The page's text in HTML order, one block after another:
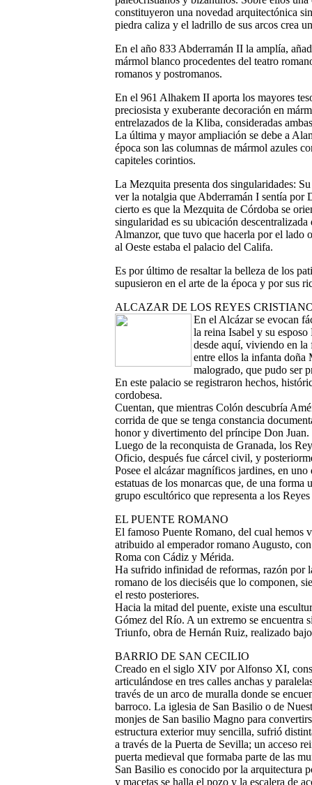
constituyeron una novedad arquitectónica
piedra caliza y el ladrillo de sus arcos crea
En el año 833 Abderramán II la amplía,
mármol blanco procedentes del teatro
romanos y postromanos.
En el 961 Alhakem II aporta los mayores
preciosista y exuberante decoración en
entrelazados de la Kliba, consideradas
La última y mayor ampliación se debe a
época son las columnas de mármol azules
capiteles corintios.
La Mezquita presenta dos singularidades:
ver la notalgia que Abderramán I sentía por
cierto es que la Mezquita de Córdoba se
singularidad es su ubicación
Almanzor, que tuvo que hacerla por el lado
al Oeste estaba el palacio del Califa.
Es por último de resaltar la belleza de los
supusieron en el arte de la época y por sus
ALCAZAR DE LOS REYES
En el Alcázar se evocan
la reina Isabel y su
desde aquí, viviendo en
entre ellos la infanta doña
malogrado, que pudo ser
En este palacio se registraron hechos,
cordobesa.
Cuentan, que mientras Colón descubría
corrida de que se tenga constancia
honor y divertimento del príncipe Don Juan.
Luego de la reconquista de Granada, los
Oficio, después fue cárcel civil, y
Posee el alcázar magníficos jardines, en
estatuas de los monarcas que, de una
grupo escultórico que representa a los
EL PUENTE ROMANO
El famoso Puente Romano, del cual hemos
atribuido al emperador romano Augusto,
Roma con Cádiz y Mérida.
Ha sufrido infinidad de reformas, razón por
romano de los dieciséis que lo componen,
el resto posteriores.
Hacia la mitad del puente, existe una
Gómez del Río. A un extremo se encuentra
Triunfo, obra de Hernán Ruiz, realizado
BARRIO DE SAN CECILIO
Creado en el siglo XIV por Alfonso XI,
articulándose en tres calles anchas y
través de un arco de muralla donde se
barroco. La iglesia de San Basilio o de
monjes de San basilio Magno para
estructura exterior muy sencilla, sufrió
a través de la Puerta de Sevilla; un acceso
puerta medieval que formaba parte de las
San Basilio es conocido por la arquitectura
y macetas se halla el pozo y la escalera de